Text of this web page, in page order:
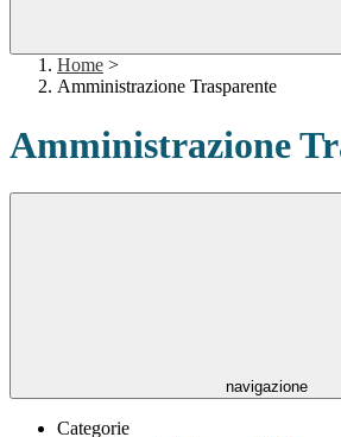
Home >
Amministrazione Trasparente
Amministrazione
navigazione
Categorie